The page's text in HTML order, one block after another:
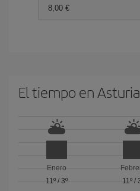
8,00 €
El tiempo en
Enero
11º/ 3º
11º/